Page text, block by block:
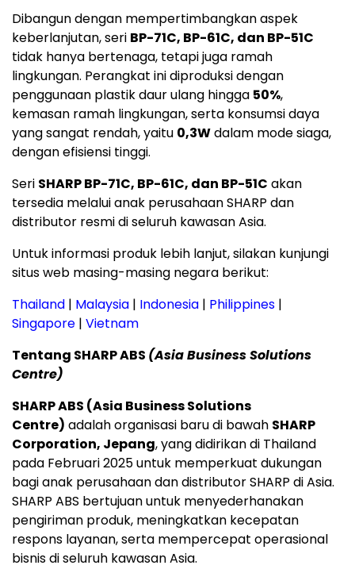
Dibangun dengan mempertimbangkan aspek
keberlanjutan, seri BP-71C, BP-61C, dan BP-51C
tidak hanya bertenaga, tetapi juga ramah
lingkungan. Perangkat ini diproduksi dengan
penggunaan plastik daur ulang hingga 50%,
kemasan ramah lingkungan, serta konsumsi daya
yang sangat rendah, yaitu 0,3Wdalam mode siaga,
dengan efisiensi tinggi.
Seri SHARP BP-71C, BP-61C, dan BP-51C akan
tersedia melalui anak perusahaan SHARP dan
distributor resmi di seluruh kawasan Asia.
Untuk informasi produk lebih lanjut, silakan kunjungi
situs web masing-masing negara berikut:
Thailand | Malaysia | Indonesia | Philippines |
Singapore | Vietnam
Tentang SHARP ABS (Asia Business Solutions
Centre)
SHARP ABS (Asia Business Solutions
Centre) adalah organisasi baru di bawah SHARP
Corporation, Jepang, yang didirikan di Thailand
pada Februari 2025 untuk memperkuat dukungan
bagi anak perusahaan dan distributor SHARP di Asia.
SHARP ABS bertujuan untuk menyederhanakan
pengiriman produk, meningkatkan kecepatan
respons layanan, serta mempercepat operasional
bisnis di seluruh kawasan Asia.